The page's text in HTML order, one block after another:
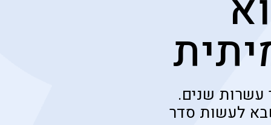
שנים.
שבא לעשות סדר